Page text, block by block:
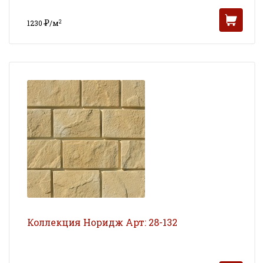
1230Р/м2
Коллекция Норидж Арт: 28-132